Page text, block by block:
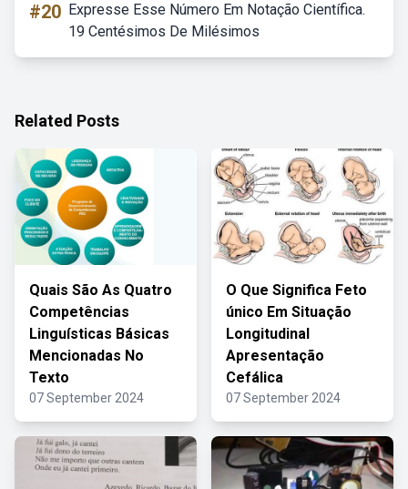
#20 Expresse Esse Número Em Notação Científica.
19 Centésimos De Milésimos
Related Posts
Quais São As Quatro
Competências
Linguísticas Básicas
Mencionadas No
Texto
07 September 2024
O Que Significa Feto
único Em Situação
Longitudinal
Apresentação
Cefálica
07 September 2024